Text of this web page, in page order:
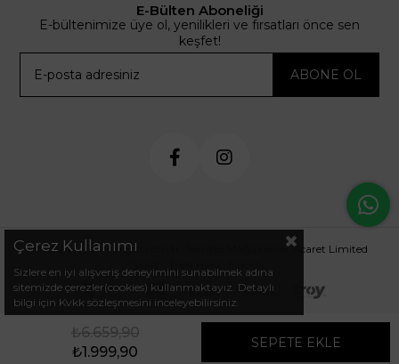
₺6.659,90
₺1.999,90
E-Bülten Aboneliği
E-bültenimize üye ol, yenilikleri ve fırsatları önce sen
keşfet!
ABONE OL
© 2024 .arminetrend.com.tr. Sembol Mağazacılık Ticaret Limited
Çerez Kullanımı
Sizlere en iyi alışveriş deneyimini sunabilmek adına
sitemizde çerezler(cookies) kullanmaktayız. Detaylı
bilgi için Kvkk sözleşmesini inceleyebilirsiniz.
Anasayfa Favorilerim Üye Girişi